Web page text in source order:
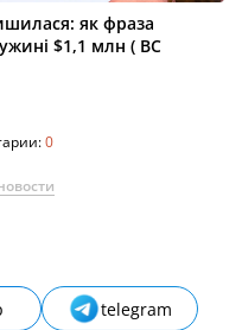
як фраза
$1,1 млн ( ВС
0
telegram